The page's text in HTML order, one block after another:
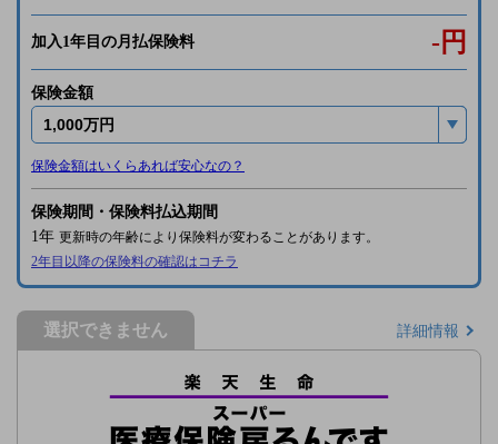
加入1年目の月払保険料 - 円
保険金額
保険金額はいくらあれば安心なの？
保険期間・保険料払込期間
1年 更新時の年齢により保険料が変わることがあります。
2年目以降の保険料の確認はコチラ
選択できません 詳細情報